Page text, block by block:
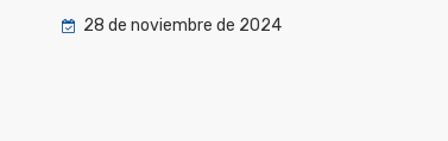
28 de noviembre de 2024